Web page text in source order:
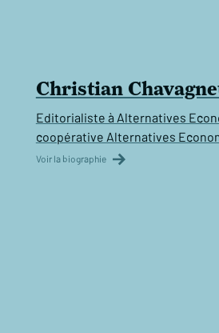
Christian
Editorialiste à Alternatives
coopérative Alternatives
Voir la biographie